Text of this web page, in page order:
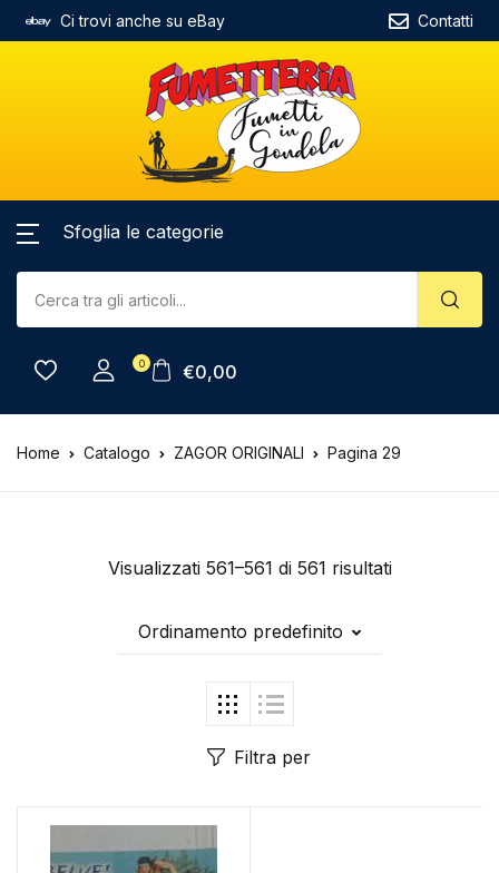
Ci trovi anche su eBay Contatti
Sfoglia le categorie
0 €0,00
Home Catalogo ZAGOR ORIGINALI Pagina 29
Visualizzati 561–561 di 561 risultati
Ordinamento predefinito
Filtra per